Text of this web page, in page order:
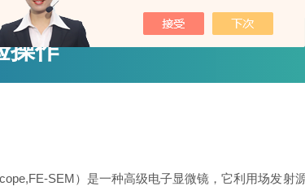
操作
SEM）是一种高级电子显微镜，它利用场发